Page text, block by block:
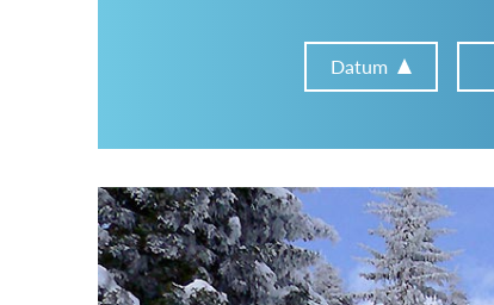
Datum
Im Tourenarchiv suchen
Land: